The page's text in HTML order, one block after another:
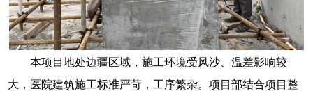
本项目地处边疆区域，施工环境受风沙、温差影响较
大，医院建筑施工标准严苛，工序繁杂。项目部结合项目整